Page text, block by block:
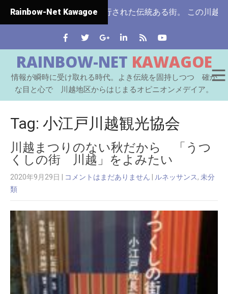
Rainbow-Net Kawagoe
はじめて市制施行された伝統ある街。 この川越をはじめ
RAINBOW-NET KAWAGOE
情報が瞬時に受け取れる時代。よき伝統を固持しつつ 確か
な目と心で 川越地区からはじまるオピニオンメデイア。
Tag: 小江戸川越観光協会
川越まつりのない秋だから 「うつ
くしの街 川越」をよみたい
2020年9月29日 コメントはまだありません ルネッサンス, 未分
類